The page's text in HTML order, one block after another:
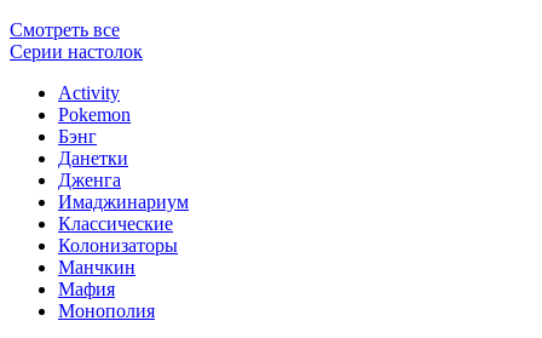
Смотреть все
Серии настолок
Activity
Pokemon
Бэнг
Данетки
Дженга
Имаджинариум
Классические
Колонизаторы
Манчкин
Мафия
Монополия